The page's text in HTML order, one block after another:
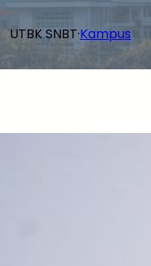
UTBK SNBT·Kampus